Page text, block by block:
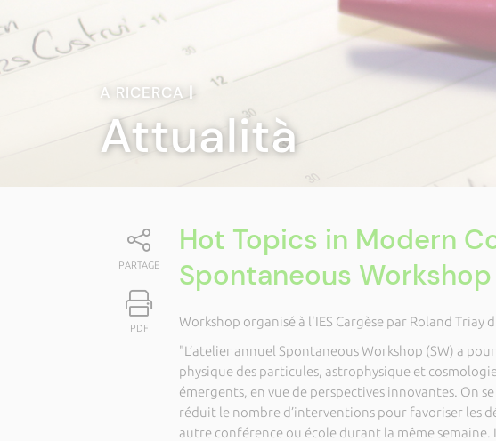
A RICERCA|
Attualità
PARTAGE
PDF
Hot Topics in Modern
Spontaneous Workshop
Workshop organisé à l'IES Cargèse par Roland Triay
"L’atelier annuel Spontaneous Workshop (SW) a
physique des particules, astrophysique et
émergents, en vue de perspectives innovantes. On
réduit le nombre d’interventions pour favoriser les
autre conférence ou école durant la même semaine.